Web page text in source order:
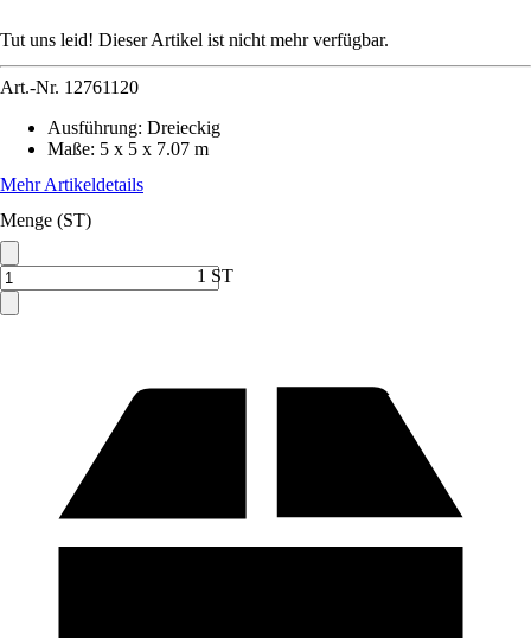
Tut uns leid! Dieser Artikel ist nicht mehr verfügbar.
Art.-Nr. 12761120
Ausführung: Dreieckig
Maße: 5 x 5 x 7.07 m
Mehr Artikeldetails
Menge (ST)
1 ST